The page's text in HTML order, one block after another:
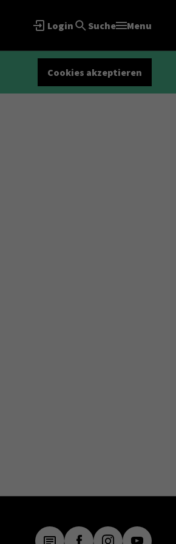
Login Suche Menu
Cookies akzeptieren